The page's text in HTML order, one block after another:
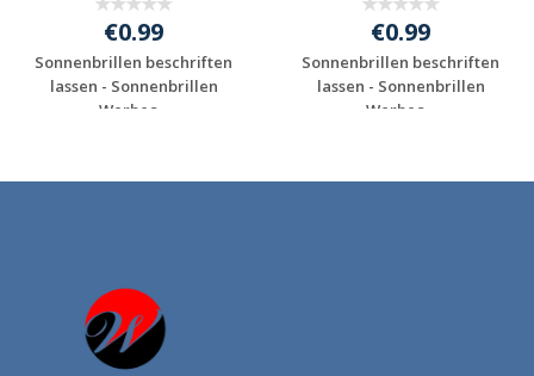
€0.99
Sonnenbrillen beschriften
lassen - Sonnenbrillen
Werbea...
€0.99
Sonnenbrillen beschriften
lassen - Sonnenbrillen
Werbea...